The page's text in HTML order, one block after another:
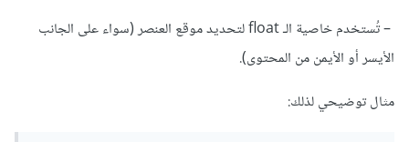
– تُستخدم خاصية الـ float لتحديد موقع العنصر (سواء على الجانب
الأيسر أو الأيمن من المحتوى).
مثال توضيحي لذلك: